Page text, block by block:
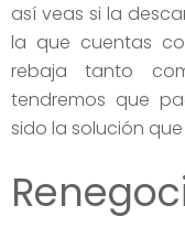
así veas si la
la que cuentas
rebaja tanto
tendremos que
sido la solución